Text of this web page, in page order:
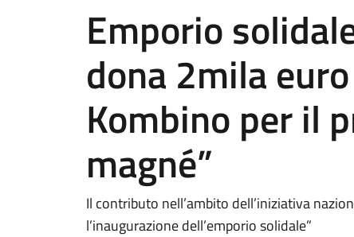
Emporio
dona 2mila
Kombino per il
magné”
Il contributo nell’ambito dell’iniziativa
l’inaugurazione dell’emporio solidale”